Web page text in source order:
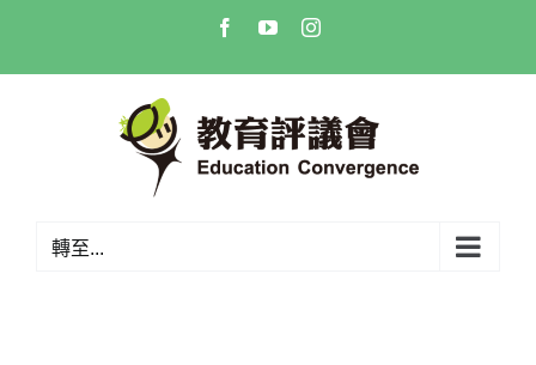
content
FacebookYouTubeInstagram
轉至...